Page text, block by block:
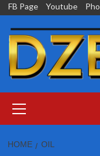
Skip
content
FB Page Youtube
Menu
HOME OIL